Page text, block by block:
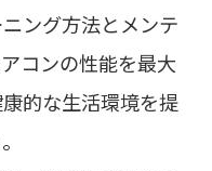
ング方法とメンテ
コンの性能を最大
的な生活環境を提